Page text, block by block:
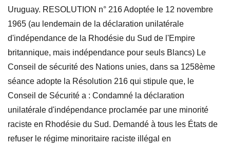
Uruguay. RESOLUTION n° 216 Adoptée le 12 novembre
1965 (au lendemain de la déclaration unilatérale
d'indépendance de la Rhodésie du Sud de l'Empire
britannique, mais indépendance pour seuls Blancs) Le
Conseil de sécurité des Nations unies, dans sa 1258ème
séance adopte la Résolution 216 qui stipule que, le
Conseil de Sécurité a : Condamné la déclaration
unilatérale d'indépendance proclamée par une minorité
raciste en Rhodésie du Sud. Demandé à tous les États de
refuser le régime minoritaire raciste illégal en